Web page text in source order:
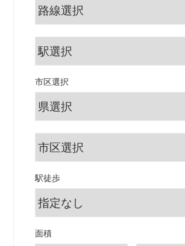
市区選択
駅徒歩
面積